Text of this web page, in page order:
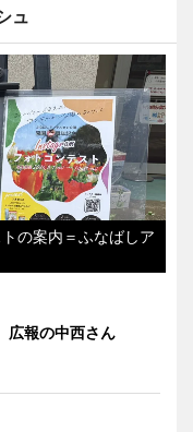
ュ
の案内＝ふなばしア
広報の中西さん